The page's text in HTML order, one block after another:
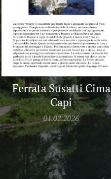
Ferrata Susatti Cima
Capi
01.02.2026